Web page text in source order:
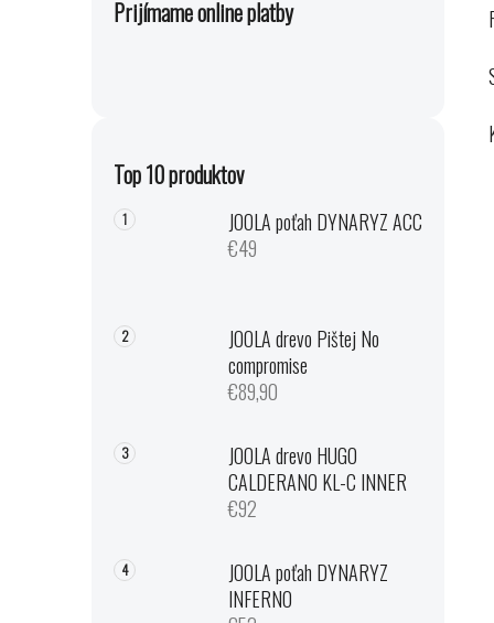
Prijímame online platby
Top 10 produktov
JOOLA poťah DYNARYZ ACC
€49
JOOLA drevo Pištej No
compromise
€89,90
JOOLA drevo HUGO
CALDERANO KL-C INNER
€92
JOOLA poťah DYNARYZ
INFERNO